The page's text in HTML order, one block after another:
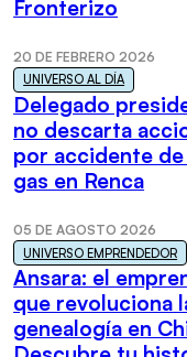
Fronterizo
20 DE FEBRERO 2026
UNIVERSO AL DÍA
Delegado
no descarta
por accidente
gas en Renca
05 DE AGOSTO 2026
UNIVERSO EMPRENDEDOR
Ansara: el
que revoluciona
genealogía en